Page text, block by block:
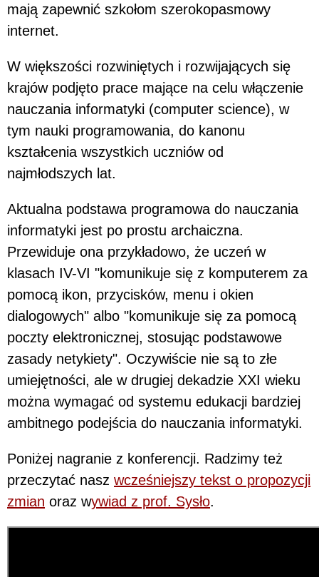
mają zapewnić szkołom szerokopasmowy
internet.
W większości rozwiniętych i rozwijających się
krajów podjęto prace mające na celu włączenie
nauczania informatyki (computer science), w
tym nauki programowania, do kanonu
kształcenia wszystkich uczniów od
najmłodszych lat.
Aktualna podstawa programowa do nauczania
informatyki jest po prostu archaiczna.
Przewiduje ona przykładowo, że uczeń w
klasach IV-VI "komunikuje się z komputerem za
pomocą ikon, przycisków, menu i okien
dialogowych" albo "komunikuje się za pomocą
poczty elektronicznej, stosując podstawowe
zasady netykiety". Oczywiście nie są to złe
umiejętności, ale w drugiej dekadzie XXI wieku
można wymagać od systemu edukacji bardziej
ambitnego podejścia do nauczania informatyki.
Poniżej nagranie z konferencji. Radzimy też
przeczytać nasz wcześniejszy tekst o propozycji
zmian oraz wywiad z prof. Sysło.